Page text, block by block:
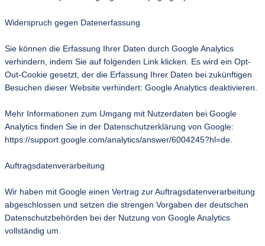
Widerspruch gegen Datenerfassung
Sie können die Erfassung Ihrer Daten durch Google Analytics
verhindern, indem Sie auf folgenden Link klicken. Es wird ein Opt-
Out-Cookie gesetzt, der die Erfassung Ihrer Daten bei zukünftigen
Besuchen dieser Website verhindert: Google Analytics deaktivieren.
Mehr Informationen zum Umgang mit Nutzerdaten bei Google
Analytics finden Sie in der Datenschutzerklärung von Google:
https://support.google.com/analytics/answer/6004245?hl=de.
Auftragsdatenverarbeitung
Wir haben mit Google einen Vertrag zur Auftragsdatenverarbeitung
abgeschlossen und setzen die strengen Vorgaben der deutschen
Datenschutzbehörden bei der Nutzung von Google Analytics
vollständig um.